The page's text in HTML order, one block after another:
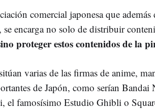
comercial japonesa que
encarga no solo de distribuir
proteger estos contenidos de la
varias de las firmas de anime,
de Japón, como serían Bandai
el famosísimo Estudio Ghibli o